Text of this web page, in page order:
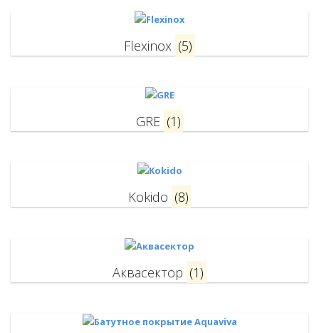
Flexinox (5)
GRE (1)
Kokido (8)
Аквасектор (1)